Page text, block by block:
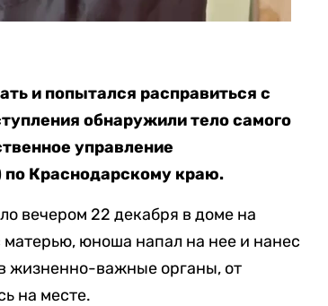
и попытался расправиться с
обнаружили тело самого
управление
по Краснодарскому краю.
вечером 22 декабря в доме на
юноша напал на нее и нанес
жизненно-важные органы, от
на месте.